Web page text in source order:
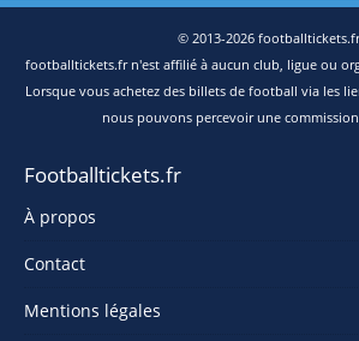
© 2013-2026 footballtickets.fr
footballtickets.fr n'est affilié à aucun club, ligue ou
Lorsque vous achetez des billets de football via les
nous pouvons percevoir une
Footballtickets.fr
À propos
Contact
Mentions légales